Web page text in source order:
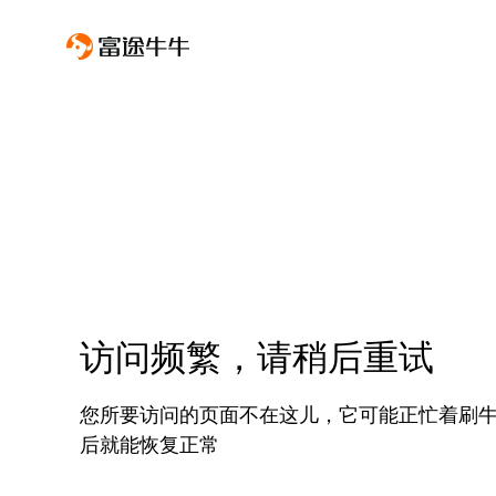
访问频繁，请稍后重试
您所要访问的页面不在这儿，它可能正忙着刷
后就能恢复正常